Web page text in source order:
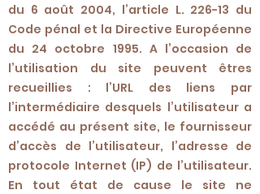
du 6 août 2004, l’article L. 226-13 du
Code pénal et la Directive Européenne
du 24 octobre 1995. A l’occasion de
l’utilisation du site peuvent êtres
recueillies : l’URL des liens par
l’intermédiaire desquels l’utilisateur a
accédé au présent site, le fournisseur
d’accès de l’utilisateur, l’adresse de
protocole Internet (IP) de l’utilisateur.
En tout état de cause le site ne